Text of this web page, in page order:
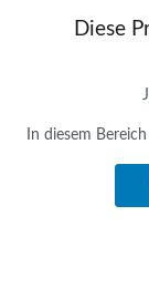
Diese
In diesem